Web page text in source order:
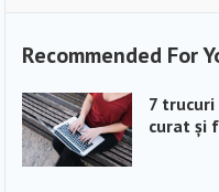
Recommended For
7
curat și